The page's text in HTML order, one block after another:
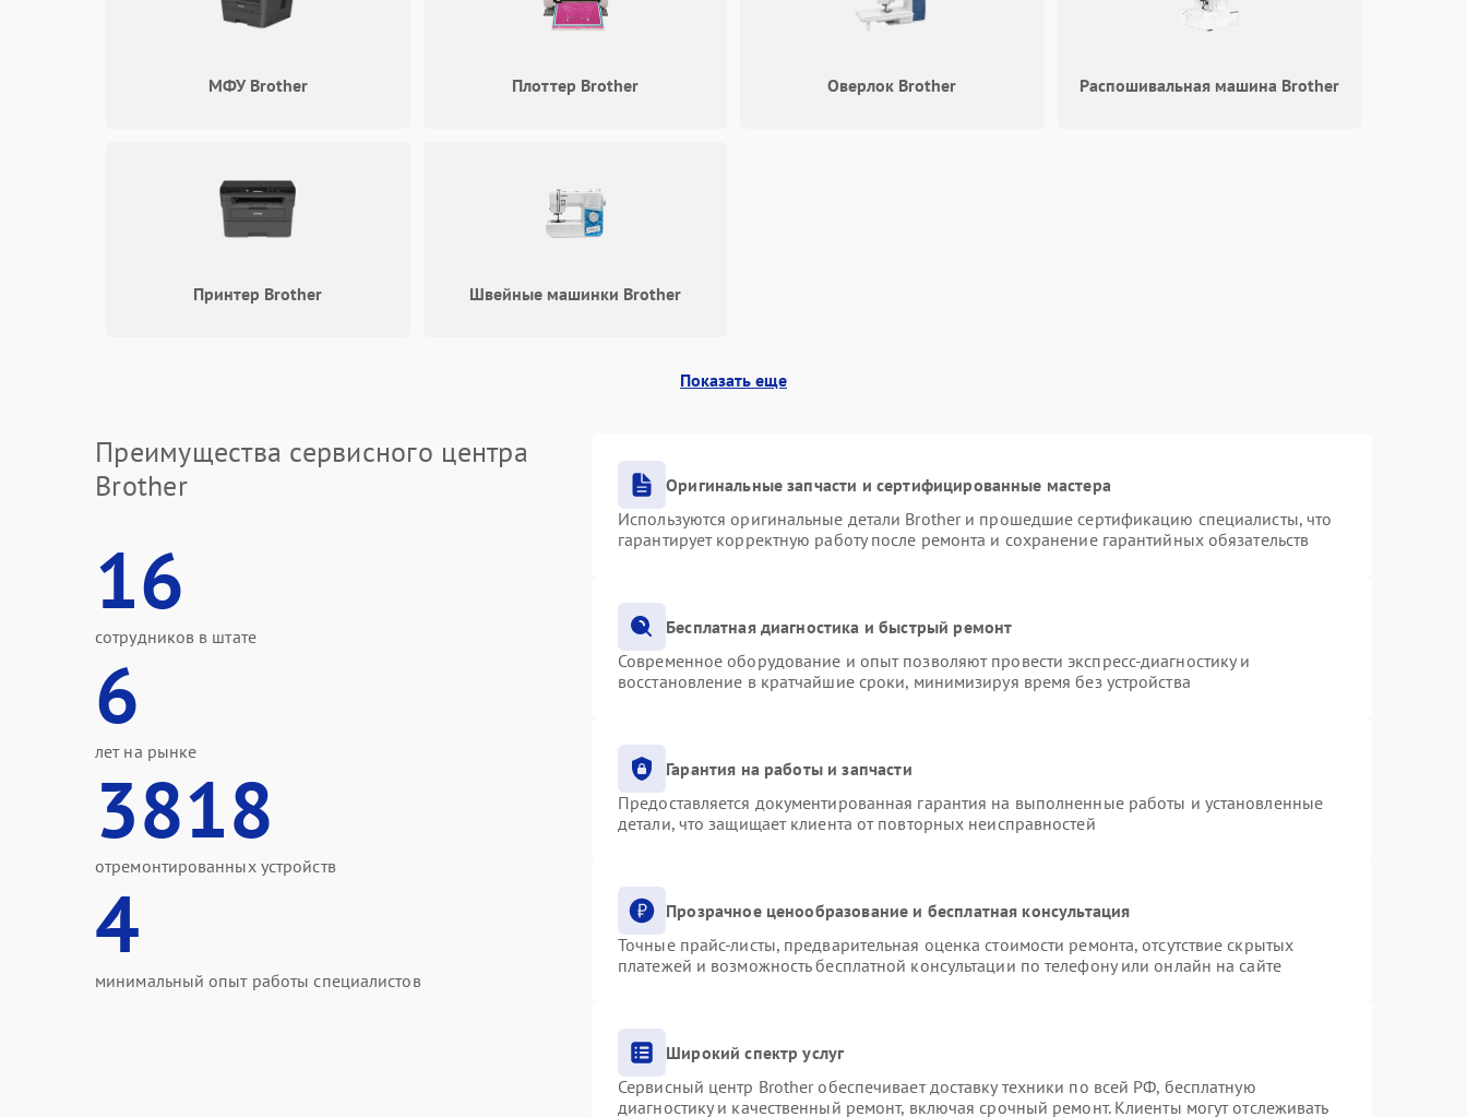
МФУ Brother Плоттер Brother Оверлок Brother Распошивальная машина Brother
Принтер Brother Швейные машинки Brother
Показать еще
Преимущества сервисного центра
Brother
16
сотрудников в штате
6
лет на рынке
3818
отремонтированных устройств
4
минимальный опыт работы специалистов
Оригинальные запчасти и сертифицированные мастера
Используются оригинальные детали Brother и прошедшие сертификацию специалисты, что
гарантирует корректную работу после ремонта и сохранение гарантийных обязательств
Бесплатная диагностика и быстрый ремонт
Современное оборудование и опыт позволяют провести экспресс-диагностику и
восстановление в кратчайшие сроки, минимизируя время без устройства
Гарантия на работы и запчасти
Предоставляется документированная гарантия на выполненные работы и установленные
детали, что защищает клиента от повторных неисправностей
Прозрачное ценообразование и бесплатная консультация
Точные прайс-листы, предварительная оценка стоимости ремонта, отсутствие скрытых
платежей и возможность бесплатной консультации по телефону или онлайн на сайте
Широкий спектр услуг
Сервисный центр Brother обеспечивает доставку техники по всей РФ, бесплатную
диагностику и качественный ремонт, включая срочный ремонт. Клиенты могут отслеживать